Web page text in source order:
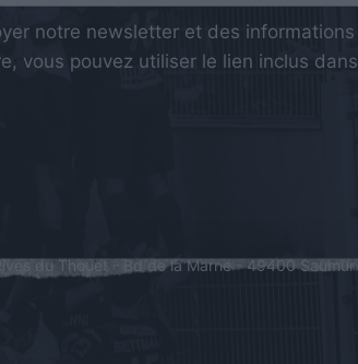
notre newsletter et des informations
vous pouvez utiliser le lien inclus dans
du Thouet - Bd de la Marne - 49400 Saumur